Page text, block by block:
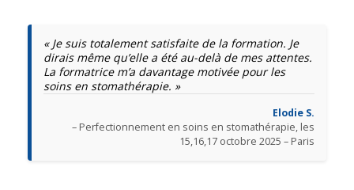
« Je suis totalement satisfaite de la formation. Je
dirais même qu’elle a été au-delà de mes attentes.
La formatrice m’a davantage motivée pour les
soins en stomathérapie. »
Elodie S.
– Perfectionnement en soins en stomathérapie, les
15,16,17 octobre 2025 – Paris